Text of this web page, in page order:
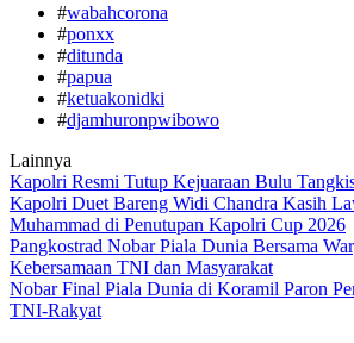
#wabahcorona
#ponxx
#ditunda
#papua
#ketuakonidki
#djamhuronpwibowo
Lainnya
Kapolri Resmi Tutup Kejuaraan Bulu
Kapolri Duet Bareng Widi Chandra Kasih
Muhammad di Penutupan Kapolri Cup 2026
Pangkostrad Nobar Piala Dunia Bersama
Kebersamaan TNI dan Masyarakat
Nobar Final Piala Dunia di Koramil Paron
TNI-Rakyat